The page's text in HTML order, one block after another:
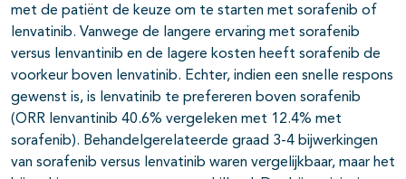
met de patiënt de keuze om te starten met sorafenib of
lenvatinib. Vanwege de langere ervaring met sorafenib
versus lenvantinib en de lagere kosten heeft sorafenib de
voorkeur boven lenvatinib. Echter, indien een snelle respons
gewenst is, is lenvatinib te prefereren boven sorafenib
(ORR lenvantinib 40.6% vergeleken met 12.4% met
sorafenib). Behandelgerelateerde graad 3-4 bijwerkingen
van sorafenib versus lenvatinib waren vergelijkbaar, maar het